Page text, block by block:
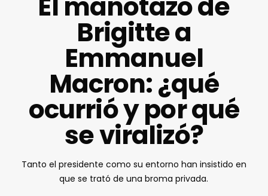
Brigitte a
Emmanuel
Macron: ¿qué
ocurrió y por qué
se viralizó?
Tanto el presidente como su entorno han insistido en
que se trató de una broma privada.